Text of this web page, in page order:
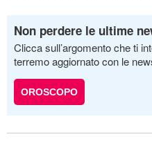
Non perdere le ultime
Clicca sull’argomento che ti
terremo aggiornato con le
OROSCOPO